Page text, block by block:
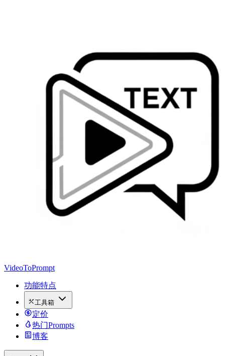
VideoToPrompt
功能特点
工具箱
定价
热门Prompts
博客